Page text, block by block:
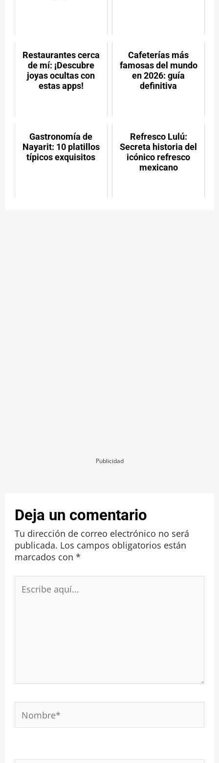
Restaurantes cerca
de mí: ¡Descubre
joyas ocultas con
estas apps!
Cafeterías más
famosas del mundo
en 2026: guía
definitiva
Gastronomía de
Nayarit: 10 platillos
típicos exquisitos
Refresco Lulú:
Secreta historia del
icónico refresco
mexicano
Publicidad
Deja un comentario
Tu dirección de correo electrónico no será
publicada. Los campos obligatorios están
marcados con *
aquí...